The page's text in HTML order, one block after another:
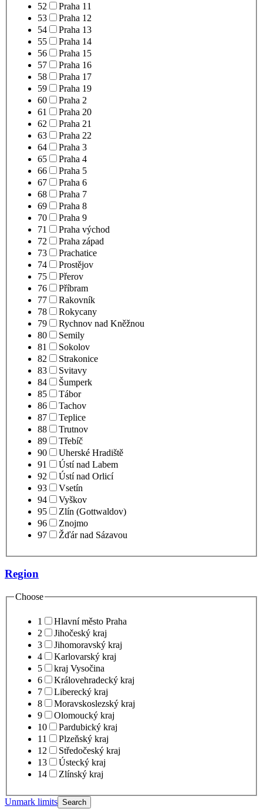
52
Praha 11
53
Praha 12
54
Praha 13
55
Praha 14
56
Praha 15
57
Praha 16
58
Praha 17
59
Praha 19
60
Praha 2
61
Praha 20
62
Praha 21
63
Praha 22
64
Praha 3
65
Praha 4
66
Praha 5
67
Praha 6
68
Praha 7
69
Praha 8
70
Praha 9
71
Praha východ
72
Praha západ
73
Prachatice
74
Prostějov
75
Přerov
76
Příbram
77
Rakovník
78
Rokycany
79
Rychnov nad Kněžnou
80
Semily
81
Sokolov
82
Strakonice
83
Svitavy
84
Šumperk
85
Tábor
86
Tachov
87
Teplice
88
Trutnov
89
Třebíč
90
Uherské Hradiště
91
Ústí nad Labem
92
Ústí nad Orlicí
93
Vsetín
94
Vyškov
95
Zlín (Gottwaldov)
96
Znojmo
97
Žďár nad Sázavou
Region
Choose
1
Hlavní město Praha
2
Jihočeský kraj
3
Jihomoravský kraj
4
Karlovarský kraj
5
kraj Vysočina
6
Královehradecký kraj
7
Liberecký kraj
8
Moravskoslezský kraj
9
Olomoucký kraj
10
Pardubický kraj
11
Plzeňský kraj
12
Středočeský kraj
13
Ústecký kraj
14
Zlínský kraj
Unmark limits Search